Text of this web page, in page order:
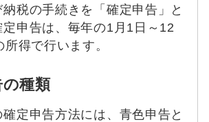
税の手続きを「確定申告」と
申告は、毎年の1月1日～12
得で行います。
種類
定申告方法には、青色申告と